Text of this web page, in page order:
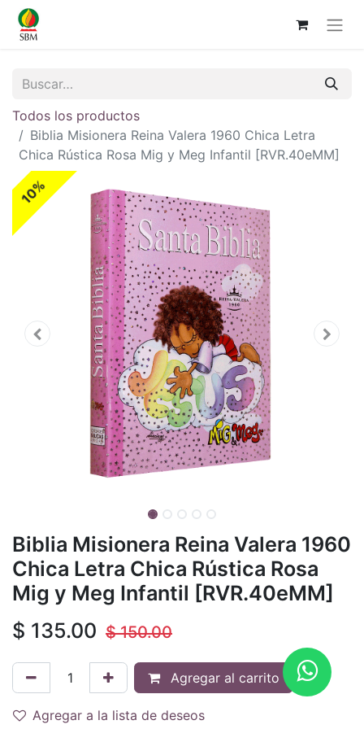
Todos los productos
Biblia Misionera Reina Valera 1960 Chica Letra
Chica Rústica Rosa Mig y Meg Infantil [RVR.40eMM]
10%
Biblia Misionera Reina Valera 1960
Chica Letra Chica Rústica Rosa
Mig y Meg Infantil [RVR.40eMM]
$ 135.00 $150.00
Agregar al carrito
Agregar a la lista de deseos